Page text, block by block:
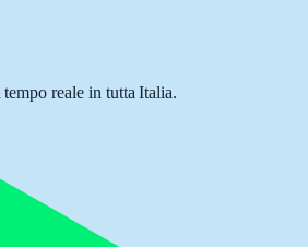
reale in tutta Italia.